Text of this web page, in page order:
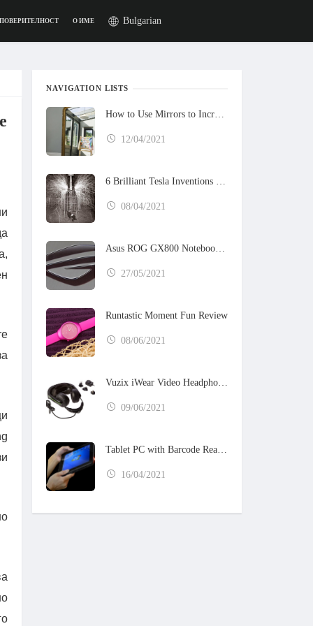
О ИМЕ Bulgarian
NAVIGATION LISTS
How to Use Mirrors to Increase the Sunlight in Your Home
12/04/2021
6 Brilliant Tesla Inventions That Never Got Built
08/04/2021
Asus ROG GX800 Notebook Preview
27/05/2021
Runtastic Moment Fun Review
08/06/2021
Vuzix iWear Video Headphones
09/06/2021
Tablet PC with Barcode Reader
16/04/2021